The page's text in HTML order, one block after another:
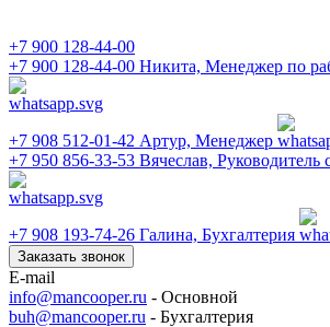
+7 900 128-44-00
+7 900 128-44-00 Никита, Менеджер по
+7 908 512-01-42 Артур, Менеджер
+7 950 856-33-53 Вячеслав, Руководитель
+7 908 193-74-26 Галина, Бухгалтерия
Заказать звонок
E-mail
info@mancooper.ru - Основной
buh@mancooper.ru - Бухгалтерия